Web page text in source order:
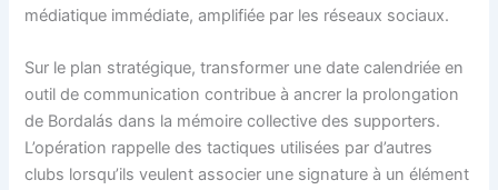
médiatique immédiate, amplifiée par les réseaux sociaux.
Sur le plan stratégique, transformer une date calendriée en
outil de communication contribue à ancrer la prolongation
de Bordalás dans la mémoire collective des supporters.
L’opération rappelle des tactiques utilisées par d’autres
clubs lorsqu’ils veulent associer une signature à un élément